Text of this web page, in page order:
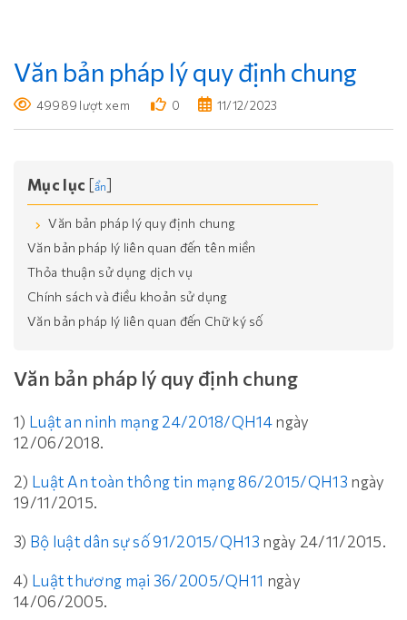
Văn bản pháp lý quy định chung
49989 lượt xem 0 11/12/2023
Mục lục [ẩn]
Văn bản pháp lý quy định chung
Văn bản pháp lý liên quan đến tên miền
Thỏa thuận sử dụng dịch vụ
Chính sách và điều khoản sử dụng
Văn bản pháp lý liên quan đến Chữ ký số
Văn bản pháp lý quy định chung
1) Luật an ninh mạng 24/2018/QH14ngày
12/06/2018.
2) Luật An toàn thông tin mạng 86/2015/QH13 ngày
19/11/2015.
3) Bộ luật dân sự số 91/2015/QH13 ngày 24/11/2015.
4) Luật thương mại 36/2005/QH11 ngày
14/06/2005.